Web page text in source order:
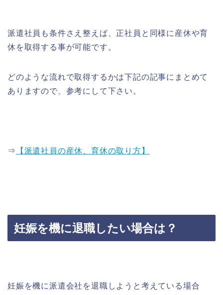
派遣社員も条件さえ整えば、正社員と同様に産休や育
休を取得する事が可能です。
どのような流れで取得するかは下記の記事にまとめて
ありますので、参考にして下さい。
⇒ 【派遣社員の産休、育休の取り方】
妊娠を機に退職したい場合は？
妊娠を機に派遣会社を退職しようと考えている場合